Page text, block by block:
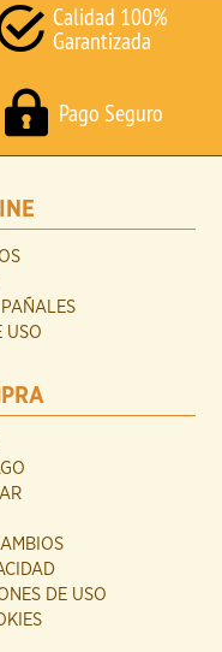
Calidad 100%
Garantizada
Pago Seguro
USO
DE USO